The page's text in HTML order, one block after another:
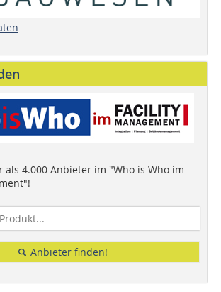
als 4.000 Anbieter im "Who is Who im
Anbieter finden!